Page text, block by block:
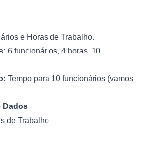
e Horas de Trabalho.
6 funcionários, 4 horas, 10
Tempo para 10 funcionários (vamos
Dados
de Trabalho